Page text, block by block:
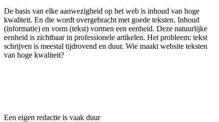
De basis van elke aanwezigheid op het web is inhoud van hoge
kwaliteit. En die wordt overgebracht met goede teksten. Inhoud
(informatie) en vorm (tekst) vormen een eenheid. Deze natuurlijke
eenheid is zichtbaar in professionele artikelen. Het probleem: tekst
schrijven is meestal tijdrovend en duur. Wie maakt website teksten
van hoge kwaliteit?
Een eigen redactie is vaak duur